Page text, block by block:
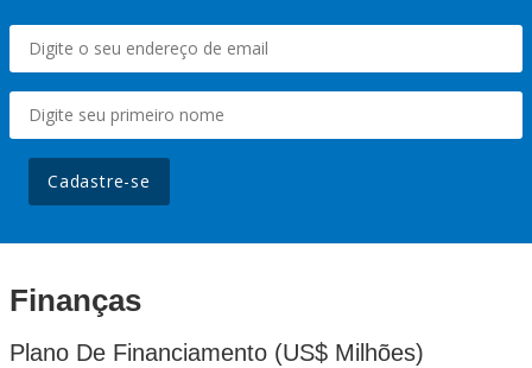
Cadastre-se
Finanças
Plano De Financiamento (US$ Milhões)